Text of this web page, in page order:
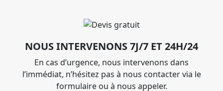
NOUS INTERVENONS 7J/7 ET 24H/24
En cas d’urgence, nous intervenons dans
l’immédiat, n’hésitez pas à nous contacter via le
formulaire ou à nous appeler.